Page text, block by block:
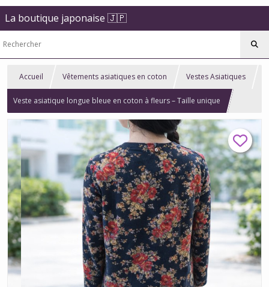
La boutique japonaise 🇯🇵
Accueil Vêtements asiatiques en coton Vestes Asiatiques
Veste asiatique longue bleue en coton à fleurs – Taille unique